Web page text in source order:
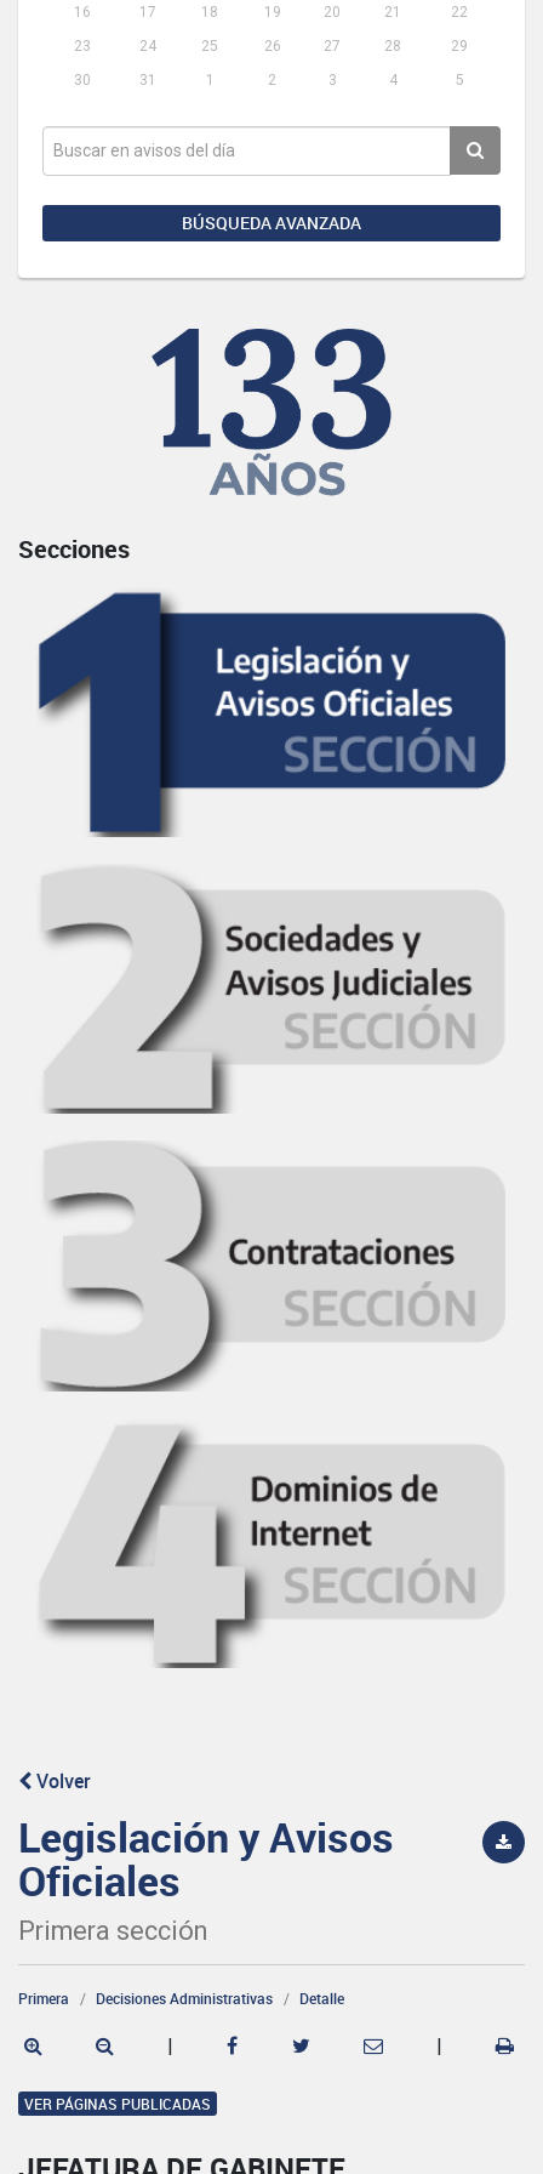
16
17 18 19 20 21
22
23
24 25 26 27 28
29
30
31 1 2 3 4 5
BÚSQUEDA AVANZADA
Secciones
Volver
Legislación y Avisos
Oficiales
Primera sección
Primera Decisiones Administrativas Detalle
| |
VER PÁGINAS PUBLICADAS